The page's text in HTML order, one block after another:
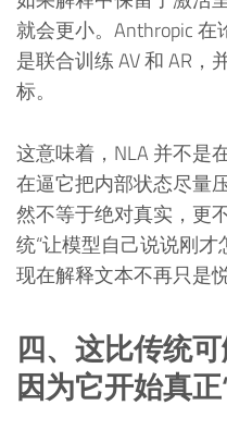
就会更小。Anthropic
是联合训练 AV 和 AR，
标。
这意味着，NLA 并不是
在逼它把内部状态尽量
然不等于绝对真实，更
统“让模型自己说说刚
现在解释文本不再只是
四、这比传统
因为它开始真正